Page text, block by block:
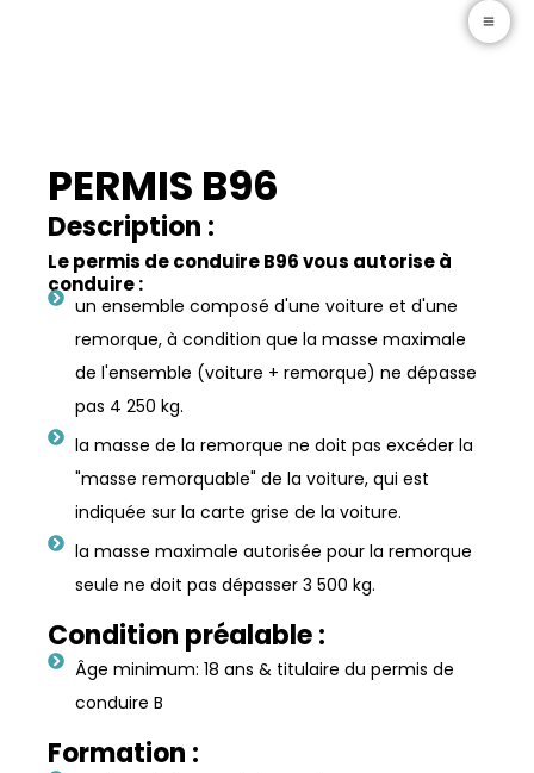
PERMIS B96
Description :
Le permis de conduire B96 vous autorise à
conduire :
un ensemble composé d'une voiture et d'une
remorque, à condition que la masse maximale
de l'ensemble (voiture + remorque) ne dépasse
pas 4 250 kg.
la masse de la remorque ne doit pas excéder la
"masse remorquable" de la voiture, qui est
indiquée sur la carte grise de la voiture.
la masse maximale autorisée pour la remorque
seule ne doit pas dépasser 3 500 kg.
Condition préalable :
Âge minimum: 18 ans & titulaire du permis de
conduire B
Formation :